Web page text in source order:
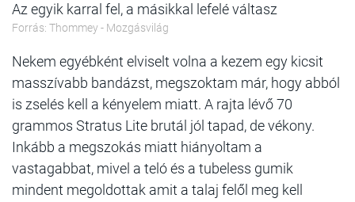
Az egyik karral fel, a másikkal lefelé váltasz
Forrás: Thommey - Mozgásvilág
Nekem egyébként elviselt volna a kezem egy kicsit
masszívabb bandázst, megszoktam már, hogy abból
is zselés kell a kényelem miatt. A rajta lévő 70
grammos Stratus Lite brutál jól tapad, de vékony.
Inkább a megszokás miatt hiányoltam a
vastagabbat, mivel a teló és a tubeless gumik
mindent megoldottak amit a talaj felől meg kell